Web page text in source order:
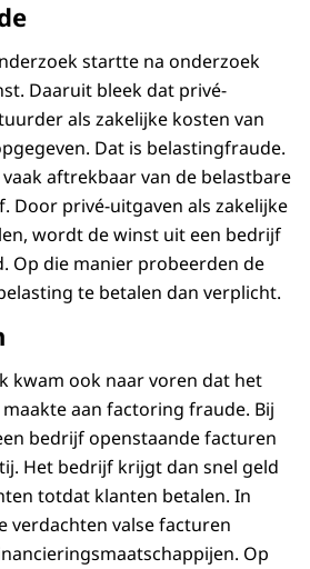
startte na onderzoek
Daaruit bleek dat privé-
als zakelijke kosten van
Dat is belastingfraude.
aftrekbaar van de belastbare
Door privé-uitgaven als zakelijke
wordt de winst uit een bedrijf
Op die manier probeerden de
te betalen dan verplicht.
kwam ook naar voren dat het
aan factoring fraude. Bij
bedrijf openstaande facturen
Het bedrijf krijgt dan snel geld
totdat klanten betalen. In
verdachten valse facturen
Op